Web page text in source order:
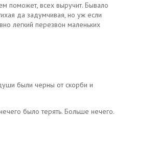
поможет, всех выручит. Бывало
да задумчивая, но уж если
легкий перезвон маленьких
были черны от скорби и
было терять. Больше нечего.